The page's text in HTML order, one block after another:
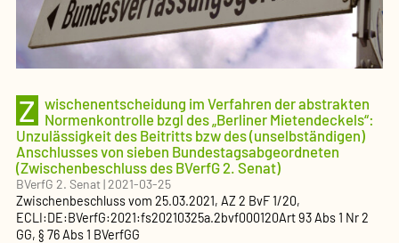
Z
wischenentscheidung im Verfahren der abstrakten
Normenkontrolle bzgl des „Berliner Mietendeckels“:
Unzulässigkeit des Beitritts bzw des (unselbständigen)
Anschlusses von sieben Bundestagsabgeordneten
(Zwischenbeschluss des BVerfG 2. Senat)
BVerfG 2. Senat|2021-03-25
Zwischenbeschlussvom 25.03.2021, AZ2 BvF 1/20,
ECLI:DE:BVerfG:2021:fs20210325a.2bvf000120Art 93 Abs 1 Nr 2
GG, § 76 Abs 1 BVerfGG